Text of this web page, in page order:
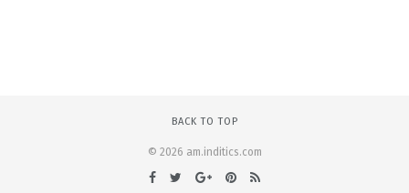
BACK TO TOP
© 2026 am.inditics.com